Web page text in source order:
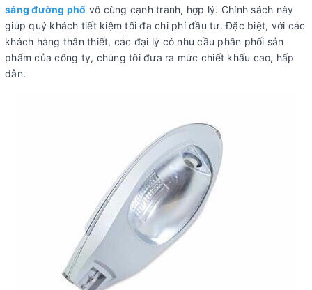
sáng đường phố vô cùng cạnh tranh, hợp lý. Chính sách này
giúp quý khách tiết kiệm tối đa chi phí đầu tư. Đặc biệt, với các
khách hàng thân thiết, các đại lý có nhu cầu phân phối sản
phẩm của công ty, chúng tôi đưa ra mức chiết khấu cao, hấp
dẫn.